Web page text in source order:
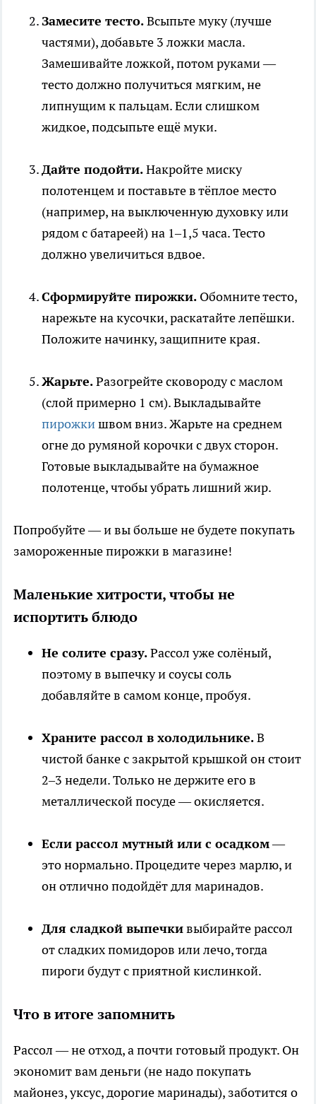
Замесите тесто.Всыпьте муку (лучше
частями), добавьте 3 ложки масла.
Замешивайте ложкой, потом руками —
тесто должно получиться мягким, не
липнущим к пальцам. Если слишком
жидкое, подсыпьте ещё муки.
Дайте подойти.Накройте миску
полотенцем и поставьте в тёплое место
(например, на выключенную духовку или
рядом с батареей) на 1–1,5 часа. Тесто
должно увеличиться вдвое.
Сформируйте пирожки. Обомните тесто,
нарежьте на кусочки, раскатайте лепёшки.
Положите начинку, защипните края.
Жарьте.Разогрейте сковороду с маслом
(слой примерно 1 см). Выкладывайте
пирожкишвом вниз. Жарьте на среднем
огне до румяной корочки с двух сторон.
Готовые выкладывайте на бумажное
полотенце, чтобы убрать лишний жир.
Попробуйте — и вы больше не будете покупать
замороженные пирожки в магазине!
Маленькие хитрости, чтобы не
испортить блюдо
Не солите сразу.Рассол уже солёный,
поэтому в выпечку и соусы соль
добавляйте в самом конце, пробуя.
Храните рассол в холодильнике.В
чистой банке с закрытой крышкой он стоит
2–3 недели. Только не держите его в
металлической посуде — окисляется.
Если рассол мутный или с осадком—
это нормально. Процедите через марлю, и
он отлично подойдёт для маринадов.
Для сладкой выпечкивыбирайте рассол
от сладких помидоров или лечо, тогда
пироги будут с приятной кислинкой.
Что в итоге запомнить
Рассол — не отход, а почти готовый продукт. Он
экономит вам деньги (не надо покупать
майонез, уксус, дорогие маринады), заботится о